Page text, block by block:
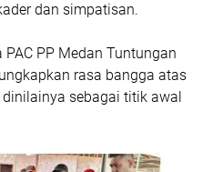
dan simpatisan.
PP Medan Tuntungan
rasa bangga atas
sebagai titik awal